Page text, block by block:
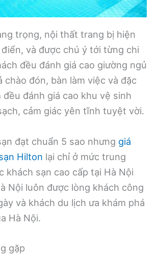
trọng, nội thất trang bị hiện
và được chú ý tới từng chi
đều đánh giá cao giường ngủ
chào đón, bàn làm việc và đặc
đánh giá cao khu vệ sinh
cảm giác yên tĩnh tuyệt vời.
đạt chuẩn 5 sao nhưng giá
Hilton lại chỉ ở mức trung
khách sạn cao cấp tại Hà Nội
Nội luôn được lòng khách công
và khách du lịch ưa khám phá
Hà Nội.
gặp